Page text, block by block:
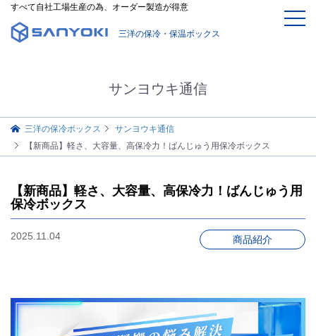
すべて自社工場生産の為、オーダー製造が得意
三洋の保冷・保温ボックス
サンヨウキ通信
三洋の保冷ボックス
サンヨウキ通信
【新商品】軽さ、大容量、高保冷力！ばんじゅう用保冷ボックス
【新商品】軽さ、大容量、高保冷力！ばんじゅう用
保冷ボックス
2025.11.04 商品紹介